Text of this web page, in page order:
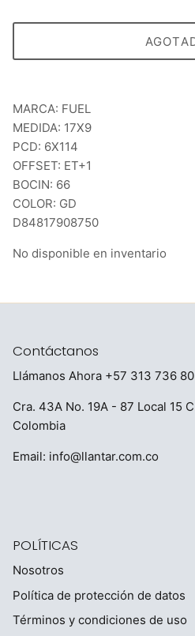
MARCA: FUEL
MEDIDA: 17X9
PCD: 6X114
OFFSET: ET+1
BOCIN: 66
COLOR: GD
D84817908750
No disponible en inventario
Contáctanos
Llámanos Ahora +57 313 736
Cra. 43A No. 19A - 87 Local 15
Colombia
Email: info@llantar.com.co
POLÍTICAS
Nosotros
Política de protección de datos
Términos y condiciones de uso